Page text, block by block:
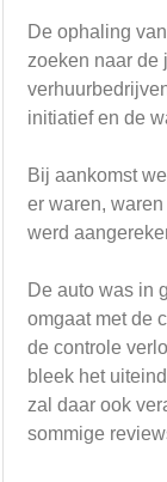
De ophaling
zoeken naar de
initiatief en de
Bij aankomst
er waren,
werd
De auto was in
omgaat met de
de controle
bleek het
zal daar ook
sommige